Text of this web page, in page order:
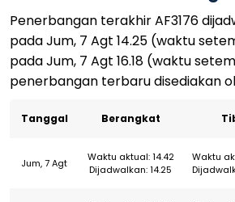
Penerbangan terakhir AF3176
pada Jum, 7 Agt 14.25 (waktu
pada Jum, 7 Agt 16.18 (waktu
penerbangan terbaru disediakan
Tanggal Berangkat
Jum, 7 Agt
Waktu aktual: 14.42
Dijadwalkan: 14.25
Waktu